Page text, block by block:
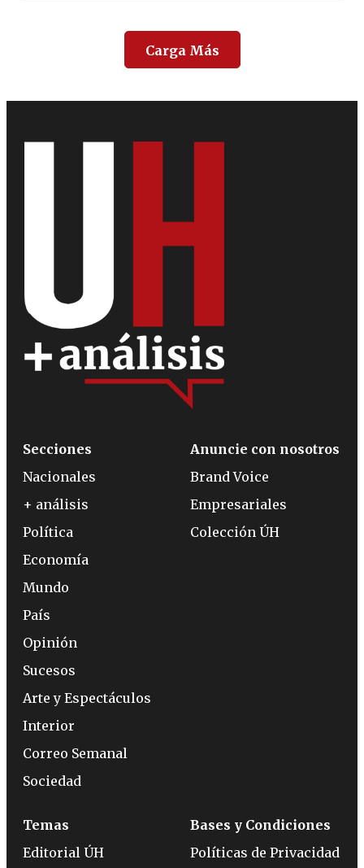
Carga Más
Secciones
Nacionales
+ análisis
Política
Economía
Mundo
País
Opinión
Sucesos
Arte y Espectáculos
Interior
Correo Semanal
Sociedad
Anuncie con nosotros
Brand Voice
Empresariales
Colección ÚH
Temas
Editorial ÚH
Bases y Condiciones
Políticas de Privacidad